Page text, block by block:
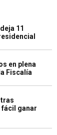
11
en plena
Fiscalía
fácil ganar